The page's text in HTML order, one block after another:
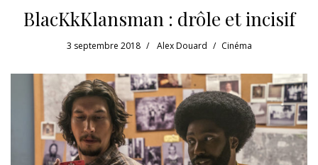
BlacKkKlansman : drôle et incisif
3 septembre 2018 Alex Douard Cinéma